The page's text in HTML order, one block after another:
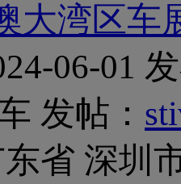
大湾区车
06-01
发帖：
省 深圳